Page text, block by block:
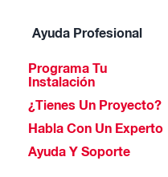
Ayuda Profesional
Programa Tu
Instalación
¿Tienes Un Proyecto?
Habla Con Un Experto
Ayuda Y Soporte